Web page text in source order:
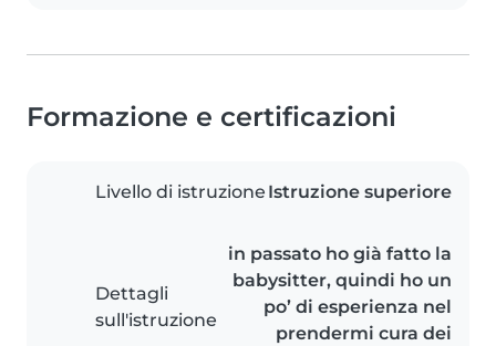
Formazione e certificazioni
Livello di istruzione Istruzione superiore
Dettagli
sull'istruzione
in passato ho già fatto la
babysitter, quindi ho un
po’ di esperienza nel
prendermi cura dei